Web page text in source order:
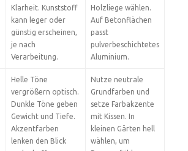
Klarheit. Kunststoff
kann leger oder
günstig erscheinen,
je nach
Verarbeitung.
Holzliege wählen.
Auf Betonflächen
passt
pulverbeschichtetes
Aluminium.
Helle Töne
vergrößern optisch.
Dunkle Töne geben
Gewicht und Tiefe.
Akzentfarben
lenken den Blick
Nutze neutrale
Grundfarben und
setze Farbakzente
mit Kissen. In
kleinen Gärten hell
wählen, um